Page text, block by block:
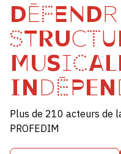
Plus de 210 acteurs de
PROFEDIM